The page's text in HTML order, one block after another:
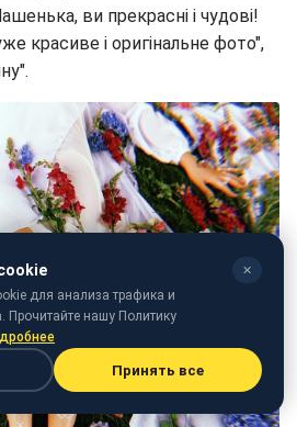
ви прекрасні і чудові!
красиве і оригінальне фото",
✕
для анализа трафика и
Прочитайте нашу Политику
Принять все